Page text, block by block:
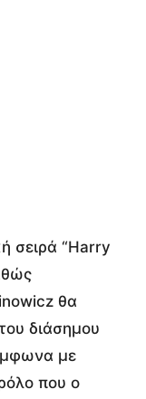
σειρά “Harry
θα
διάσημου
με
που ο